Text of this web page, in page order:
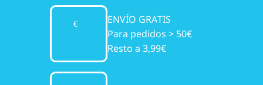
ENVÍO GRATIS
Para pedidos > 50€
Resto a 3,99€